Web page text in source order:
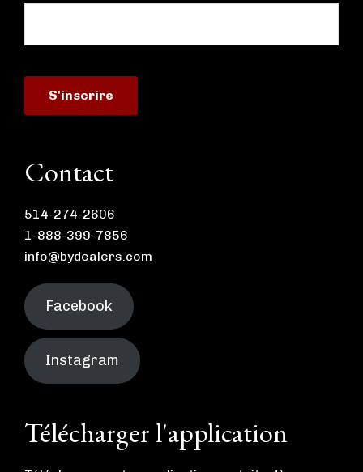
Contact
514-274-2606
1-888-399-7856
info@bydealers.com
Facebook
Instagram
Télécharger l'application